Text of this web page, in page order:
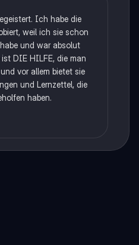
Ich habe die
weil ich sie schon
und war absolut
DIE HILFE, die man
vor allem bietet sie
und Lernzettel, die
haben.